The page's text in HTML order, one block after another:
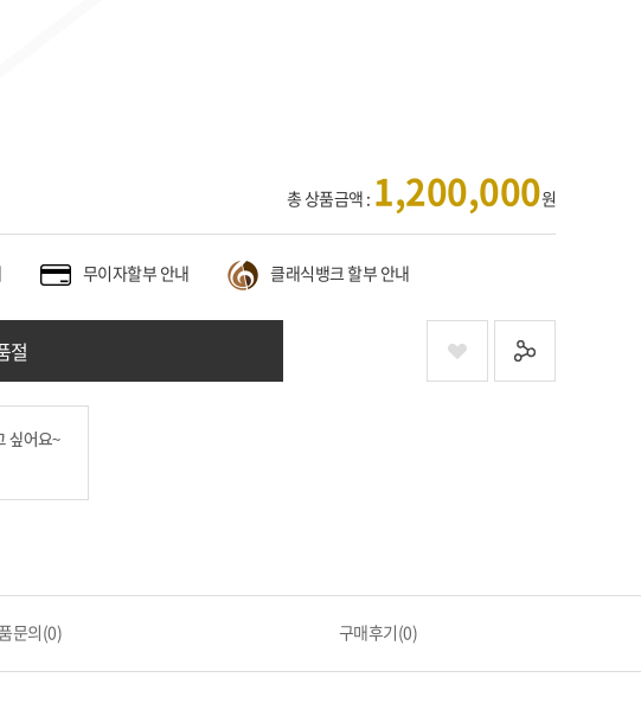
총 상품금액 : 1,200,000원
무이자할부 안내 클래식뱅크 할부 안내
절
문의(0) 구매후기(0)